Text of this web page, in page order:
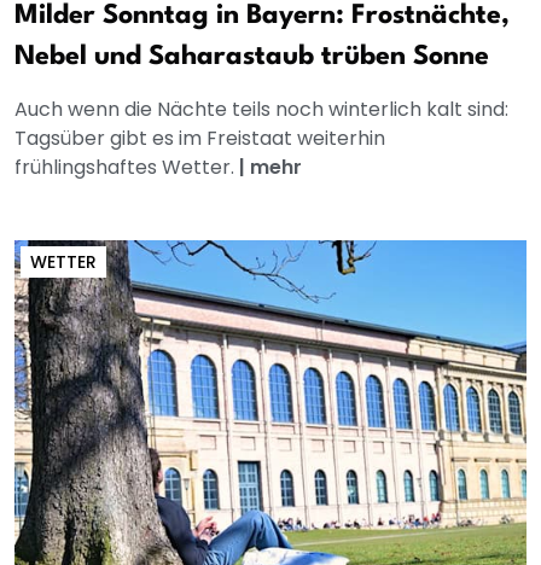
Milder Sonntag in Bayern: Frostnächte,
Nebel und Saharastaub trüben Sonne
Auch wenn die Nächte teils noch winterlich kalt sind:
Tagsüber gibt es im Freistaat weiterhin
frühlingshaftes Wetter. | mehr
WETTER